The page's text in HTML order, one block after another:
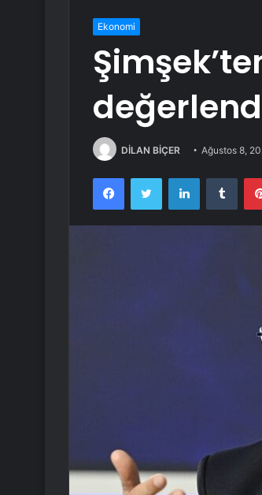
Ekonomi
DİLAN BİÇER Ağustos 8,
FacebookTwitter LinkedIn